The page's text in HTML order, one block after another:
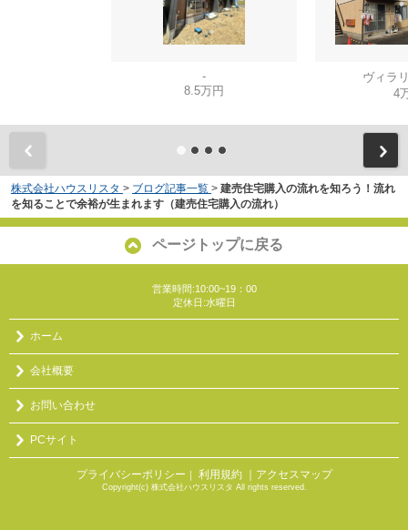
-
8.5万円
ヴィラ
4
株式会社ハウスリスタ > ブログ記事一覧 > 建売住宅購入の流れを知ろう！流れ
を知ることで余裕が生まれます（建売住宅購入の流れ）
ページトップに戻る
営業時間:10:00~19：00
定休日:水曜日
ホーム
会社概要
お問い合わせ
PCサイト
プライバシーポリシー ｜ 利用規約 ｜アクセスマップ
Copyright(c) 株式会社ハウスリスタ All rights reserved.